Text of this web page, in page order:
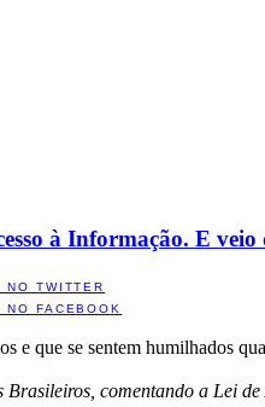
à Informação. E
NO TWITTER
NO FACEBOOK
e que se sentem humilhados
comentando a Lei